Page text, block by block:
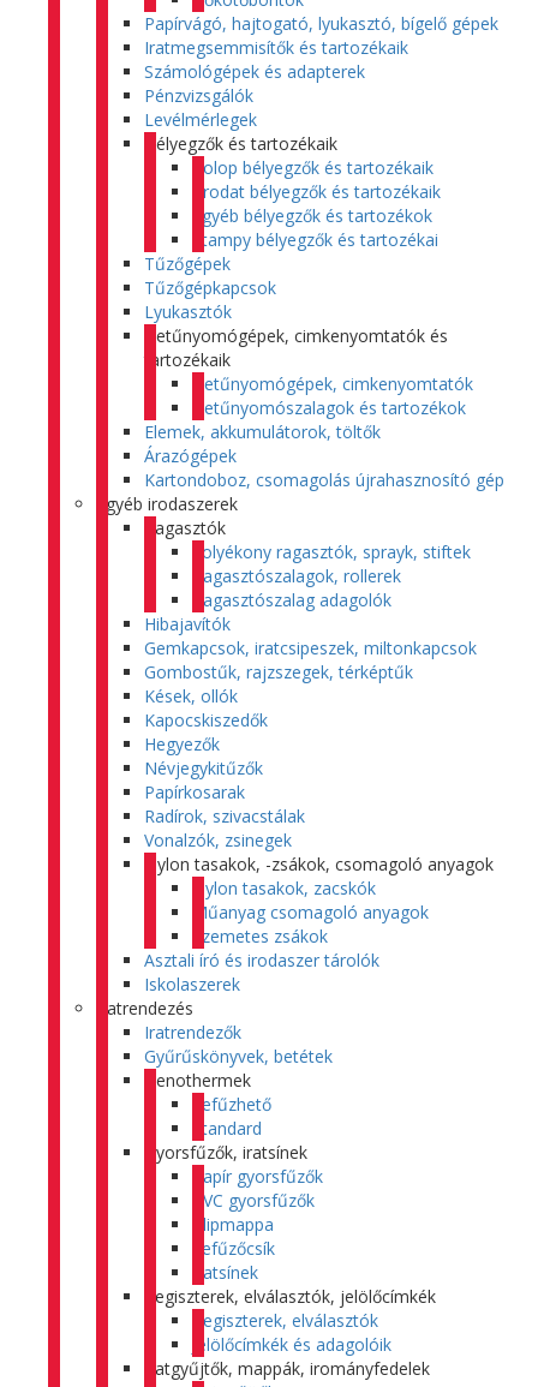
Papírvágó, hajtogató, lyukasztó, bígelő gépek
Iratmegsemmisítők és tartozékaik
Számológépek és adapterek
Pénzvizsgálók
Levélmérlegek
Bélyegzők és tartozékaik
Colop bélyegzők és tartozékaik
Trodat bélyegzők és tartozékaik
Egyéb bélyegzők és tartozékok
Stampy bélyegzők és tartozékai
Tűzőgépek
Tűzőgépkapcsok
Lyukasztók
Betűnyomógépek, cimkenyomtatók és
tartozékaik
Betűnyomógépek, cimkenyomtatók
Betűnyomószalagok és tartozékok
Elemek, akkumulátorok, töltők
Árazógépek
Kartondoboz, csomagolás újrahasznosító gép
Egyéb irodaszerek
Ragasztók
Folyékony ragasztók, sprayk, stiftek
Ragasztószalagok, rollerek
Ragasztószalag adagolók
Hibajavítók
Gemkapcsok, iratcsipeszek, miltonkapcsok
Gombostűk, rajzszegek, térképtűk
Kések, ollók
Kapocskiszedők
Hegyezők
Névjegykitűzők
Papírkosarak
Radírok, szivacstálak
Vonalzók, zsinegek
Nylon tasakok, -zsákok, csomagoló anyagok
Nylon tasakok, zacskók
Műanyag csomagoló anyagok
Szemetes zsákok
Asztali író és irodaszer tárolók
Iskolaszerek
Iratrendezés
Iratrendezők
Gyűrűskönyvek, betétek
Genothermek
Lefűzhető
Standard
Gyorsfűzők, iratsínek
Papír gyorsfűzők
PVC gyorsfűzők
Klipmappa
Lefűzőcsík
Iratsínek
Regiszterek, elválasztók, jelölőcímkék
Regiszterek, elválasztók
Jelölőcímkék és adagolóik
Iratgyűjtők, mappák, irományfedelek